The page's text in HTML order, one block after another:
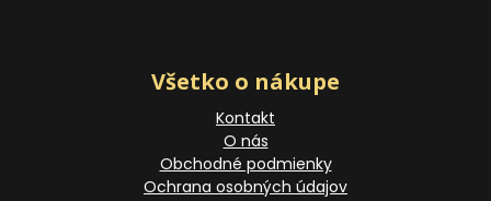
Všetko o nákupe
Kontakt
O nás
Obchodné podmienky
Ochrana osobných údajov